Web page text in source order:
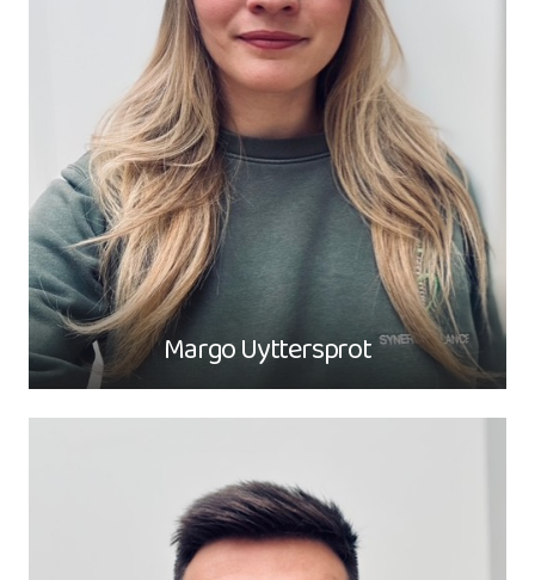
– Manuele neurotherapie
– Toepassing fysische kettingen volgens
Busquet
Margo Uyttersprot